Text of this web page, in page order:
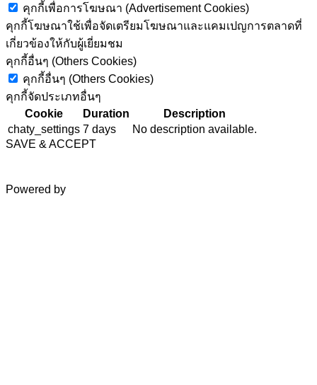
คุกกี้เพื่อการโฆษณา (Advertisement Cookies)
คุกกี้โฆษณาใช้เพื่อจัดเตรียมโฆษณาและแคมเปญการตลาดที่
เกี่ยวข้องให้กับผู้เยี่ยมชม
คุกกี้อื่นๆ (Others Cookies)
คุกกี้อื่นๆ (Others Cookies)
คุกกี้จัดประเภทอื่นๆ
Cookie
Duration
Description
chaty_settings 7 days
No description available.
SAVE & ACCEPT
Powered by